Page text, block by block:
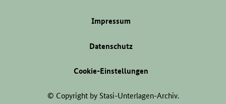
Impressum
Datenschutz
Cookie-Einstellungen
© Copyright by Stasi-Unterlagen-Archiv.